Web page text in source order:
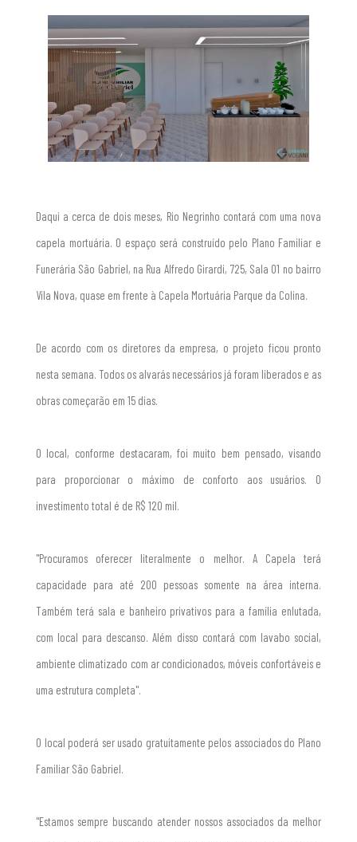
Daqui a cerca de dois meses, Rio Negrinho contará com uma nova
capela mortuária. O espaço será construído pelo Plano Familiar e
Funerária São Gabriel, na Rua Alfredo Girardi, 725, Sala 01 no bairro
Vila Nova, quase em frente à Capela Mortuária Parque da Colina.
De acordo com os diretores da empresa, o projeto ficou pronto
nesta semana. Todos os alvarás necessários já foram liberados e as
obras começarão em 15 dias.
O local, conforme destacaram, foi muito bem pensado, visando
para proporcionar o máximo de conforto aos usuários. O
investimento total é de R$ 120 mil.
"Procuramos oferecer literalmente o melhor. A Capela terá
capacidade para até 200 pessoas somente na área interna.
Também terá sala e banheiro privativos para a família enlutada,
com local para descanso. Além disso contará com lavabo social,
ambiente climatizado com ar condicionados, móveis confortáveis e
uma estrutura completa".
O local poderá ser usado gratuitamente pelos associados do Plano
Familiar São Gabriel.
"Estamos sempre buscando atender nossos associados da melhor